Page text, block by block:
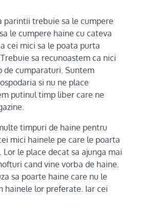
parintii trebuie sa le cumpere
le cumpere haine cu cateva
cei mici sa le poata purta
sa recunoastem ca nici
de cumparaturi. Suntem
si nu ne place
putinul timp liber care ne
timpuri de haine pentru
mici hainele pe care le poarta
le place decat sa ajunga mai
cand vine vorba de haine.
sa poarte haine care nu le
hainele lor preferate. Iar cei